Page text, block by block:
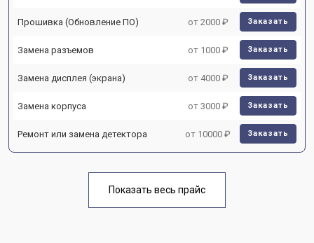
Прошивка (Обновление ПО) от 2000 ₽ Заказать
Замена разъемов от 1000 ₽ Заказать
Замена дисплея (экрана) от 4000 ₽ Заказать
Замена корпуса от 3000 ₽ Заказать
Ремонт или замена детектора от 10000 ₽ Заказать
Показать весь прайс